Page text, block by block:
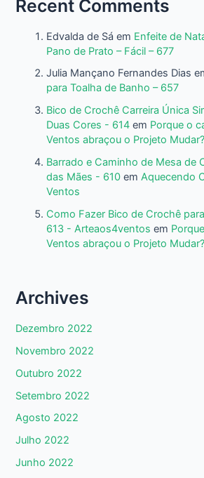
Recent Comments
Edvalda de Sá em Enfeite de
Pano de Prato – Fácil – 677
Julia Mançano Fernandes Dias
para Toalha de Banho – 657
Bico de Crochê Carreira Única
Duas Cores - 614 em Porque o
Ventos abraçou o Projeto Mudar?
Barrado e Caminho de Mesa de
das Mães - 610 emAquecendo
Ventos
Como Fazer Bico de Crochê
613 - Arteaos4ventos em
Ventos abraçou o Projeto Mudar?
Archives
Dezembro 2022
Novembro 2022
Outubro 2022
Setembro 2022
Agosto 2022
Julho 2022
Junho 2022